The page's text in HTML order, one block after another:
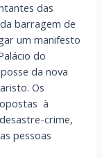
das
barragem de
um manifesto
do
da nova
Os
à
crime,
pessoas